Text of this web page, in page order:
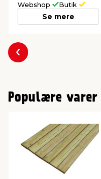
Webshop Butik
Se mere
Forrige
Populære varer